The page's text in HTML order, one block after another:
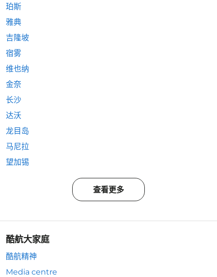
珀斯
雅典
吉隆坡
宿雾
维也纳
金奈
长沙
达沃
龙目岛
马尼拉
望加锡
查看更多
酷航大家庭
酷航精神
Media centre